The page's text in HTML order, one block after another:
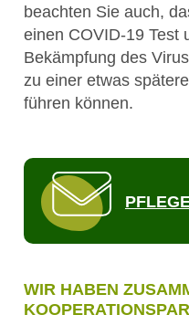
beachten Sie auch,
einen COVID-19 Test
Bekämpfung des
zu einer etwas
führen können.
WIR HABEN